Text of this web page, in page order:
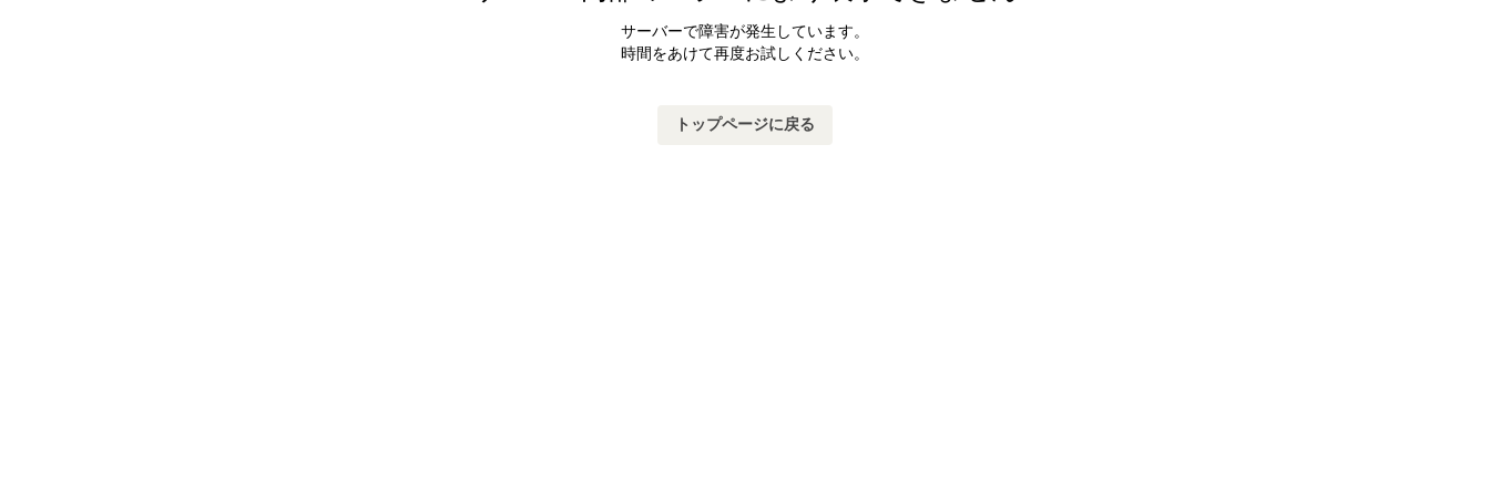
サーバーで障害が発生しています。
時間をあけて再度お試しください。
トップページに戻る